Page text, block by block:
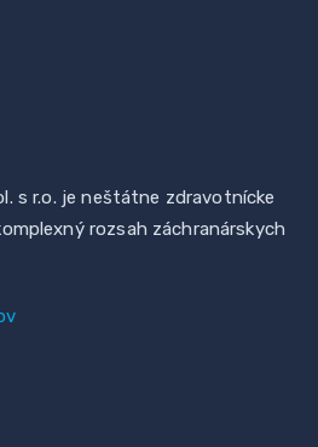
s r.o. je neštátne zdravotnícke
rozsah záchranárskych